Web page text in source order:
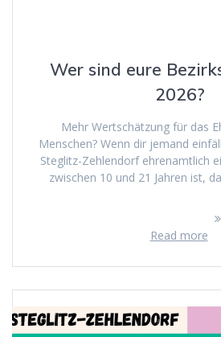
Wer sind eure
2026?
Mehr Wertschätzung für das
Menschen? Wenn dir jemand
Steglitz-Zehlendorf ehrenamtlich
zwischen 10 und 21 Jahren ist,
Read more